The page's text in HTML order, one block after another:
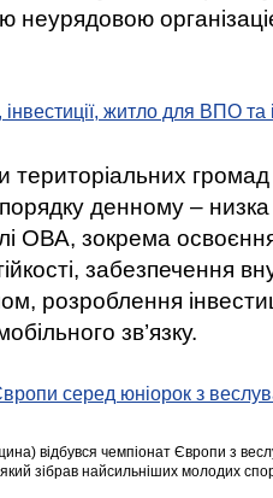
неурядовою
інвестиції, житло для ВПО
територіальних громад
денному –
ОВА, зокрема освоєння
забезпечення
розроблення
зв’язку.
серед юніорок з
відбувся чемпіонат Європи з
зібрав найсильніших молодих